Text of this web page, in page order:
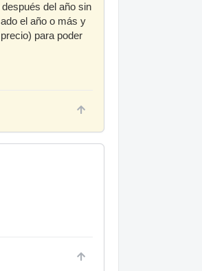
del año sin
el año o más y
para poder